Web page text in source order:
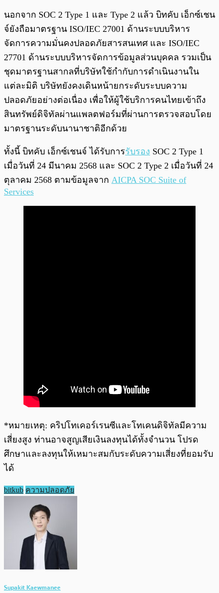
นอกจาก SOC 2 Type 1 และ Type 2 แล้ว บิทคับ เอ็กซ์เชน
จ์ยังถือมาตรฐาน ISO/IEC 27001 ด้านระบบบริหาร
จัดการความมั่นคงปลอดภัยสารสนเทศ และ ISO/IEC
27701 ด้านระบบบริหารจัดการข้อมูลส่วนบุคคล รวมเป็น
ชุดมาตรฐานสากลที่บริษัทใช้กำกับการดำเนินงานใน
แต่ละมิติ บริษัทยังคงเดินหน้ายกระดับระบบความ
ปลอดภัยอย่างต่อเนื่อง เพื่อให้ผู้ใช้บริการคนไทยเข้าถึง
สินทรัพย์ดิจิทัลผ่านแพลตฟอร์มที่ผ่านการตรวจสอบโดย
มาตรฐานระดับนานาชาติอีกด้วย
ทั้งนี้ บิทคับ เอ็กซ์เชนจ์ ได้รับการรับรอง SOC 2 Type 1
เมื่อวันที่ 24 มีนาคม 2568 และ SOC 2 Type 2 เมื่อวันที่ 24
ตุลาคม 2568 ตามข้อมูลจาก AICPA SOC Suite of
Services
*หมายเหตุ: คริปโทเคอร์เรนซีและโทเคนดิจิทัลมีความ
เสี่ยงสูง ท่านอาจสูญเสียเงินลงทุนได้ทั้งจำนวน โปรด
ศึกษาและลงทุนให้เหมาะสมกับระดับความเสี่ยงที่ยอมรับ
ได้
bitkub ความปลอดภัย
Supakit Kaewmanee